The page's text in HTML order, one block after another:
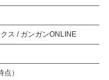
ス / ガンガンONLINE
）